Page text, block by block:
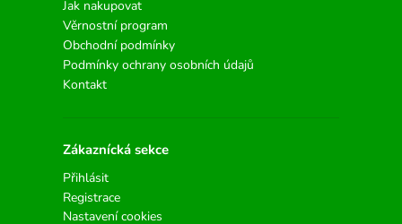
Jak nakupovat
Věrnostní program
Obchodní podmínky
Podmínky ochrany osobních údajů
Kontakt
Zákaznícká sekce
Přihlásit
Registrace
Nastavení cookies